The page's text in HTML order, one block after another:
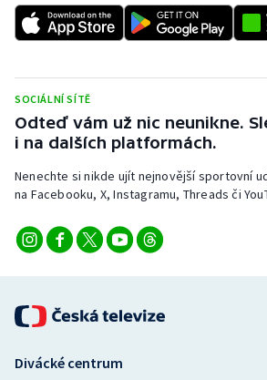
SOCIÁLNÍ SÍTĚ
Odteď vám už nic neunikne.
i na dalších platformách.
Nenechte si nikde ujít nejnovější sportovní
na Facebooku, X, Instagramu, Threads či
Divácké centrum